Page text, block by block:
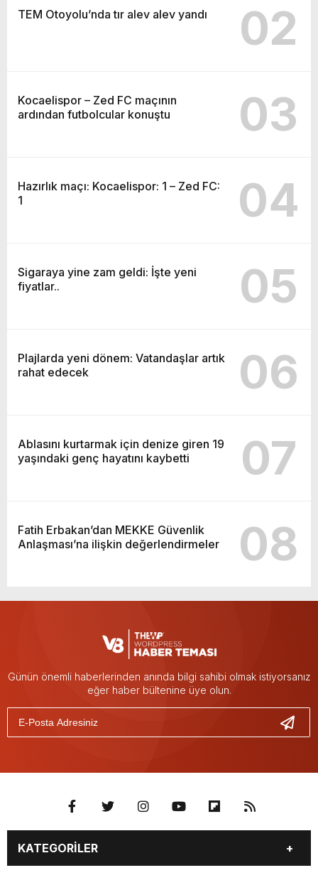
TEM Otoyolu’nda tır alev alev yandı 02
Kocaelispor – Zed FC maçının
ardından futbolcular konuştu
03
Hazırlık maçı: Kocaelispor: 1 – Zed FC:
1
04
Sigaraya yine zam geldi: İşte yeni
fiyatlar..
05
Plajlarda yeni dönem: Vatandaşlar artık
rahat edecek
06
Ablasını kurtarmak için denize giren 19
yaşındaki genç hayatını kaybetti
07
Fatih Erbakan’dan MEKKE Güvenlik
Anlaşması’na ilişkin değerlendirmeler
08
Günün önemli haberlerinden anında bilgi sahibi olmak istiyorsanız
eğer haber bültenine üye olun.
KATEGORİLER